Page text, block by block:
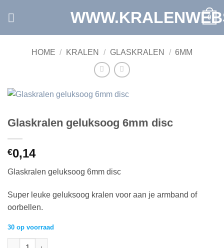
0
HOME / KRALEN / GLASKRALEN / 6MM
Glaskralen geluksoog 6mm disc
€0,14
Glaskralen geluksoog 6mm disc
Super leuke geluksoog kralen voor aan je armband of
oorbellen.
30 op voorraad
Glaskralen geluksoog 6mm disc aantal